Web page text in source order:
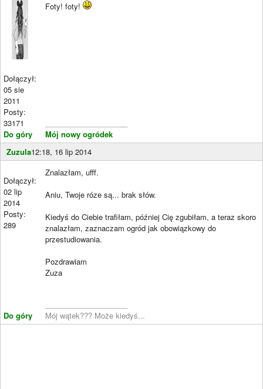
Dołączył:
05 sie
2011
Posty:
33171
Do góry
Foty! foty!
Mój nowy ogródek
Zuzula12:18, 16 lip 2014
Dołączył:
02 lip
2014
Posty:
289
Do góry
Znalazłam, ufff.
Aniu, Twoje róze są... brak słów.
Kiedyś do Ciebie trafiłam, później Cię zgubiłam, a teraz skoro
znalazłam, zaznaczam ogród jak obowiązkowy do
przestudiowania.
Pozdrawiam
Zuza
Mój wątek??? Może kiedyś...